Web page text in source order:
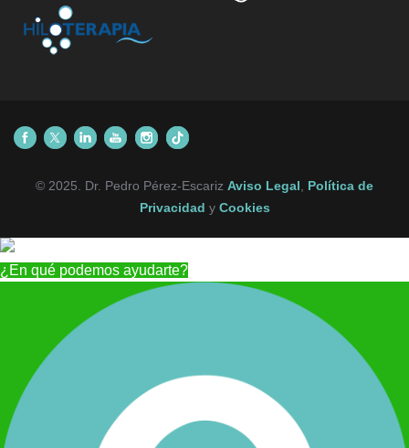
© 2025. Dr. Pedro Pérez-Escariz Aviso Legal
Política de
Privacidad y Cookies
¿En qué podemos ayudarte?